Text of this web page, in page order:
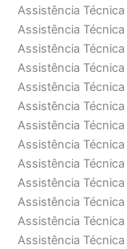
Assistência
Assistência
Assistência
Assistência
Assistência
Assistência
Assistência
Assistência
Assistência
Assistência
Assistência
Assistência
Assistência